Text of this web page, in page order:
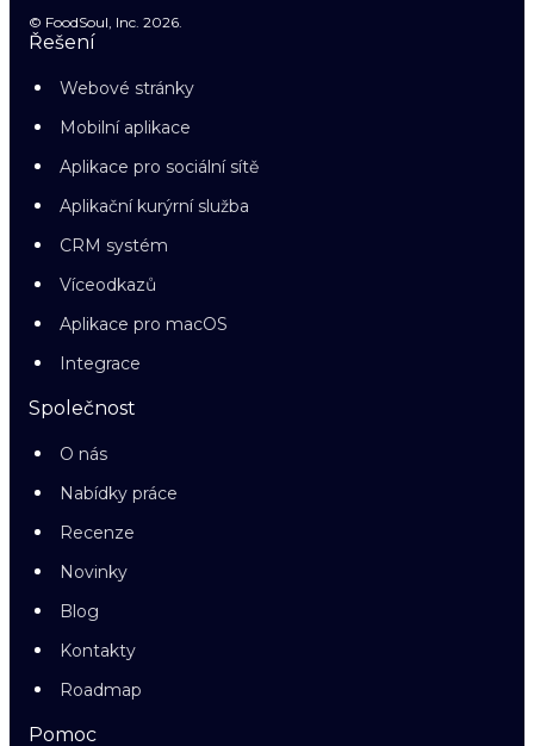
© FoodSoul, Inc. 2026.
Řešení
Webové stránky
Mobilní aplikace
Aplikace pro sociální sítě
Aplikační kurýrní služba
CRM systém
Víceodkazů
Aplikace pro macOS
Integrace
Společnost
O nás
Nabídky práce
Recenze
Novinky
Blog
Kontakty
Roadmap
Pomoc